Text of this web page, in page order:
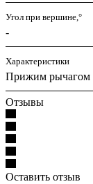
Угол при вершине,°
-
Характеристики
Прижим рычагом
Отзывы
Оставить отзыв